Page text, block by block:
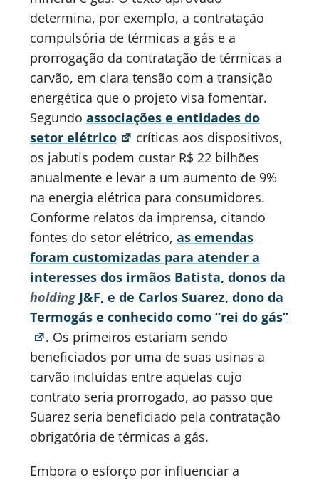
determina, por exemplo, a contratação
compulsória de térmicas a gás e a
prorrogação da contratação de térmicas a
carvão, em clara tensão com a transição
energética que o projeto visa fomentar.
Segundo associações e entidades do
setor elétrico
críticas aos dispositivos,
os jabutis podem custar R$ 22 bilhões
anualmente e levar a um aumento de 9%
na energia elétrica para consumidores.
Conforme relatos da imprensa, citando
fontes do setor elétrico, as emendas
foram customizadas para atender a
interesses dos irmãos Batista, donos da
holdingJ&F, e de Carlos Suarez, dono da
Termogás e conhecido como “rei do gás”
. Os primeiros estariam sendo
beneficiados por uma de suas usinas a
carvão incluídas entre aquelas cujo
contrato seria prorrogado, ao passo que
Suarez seria beneficiado pela contratação
obrigatória de térmicas a gás.
Embora o esforço por influenciar a